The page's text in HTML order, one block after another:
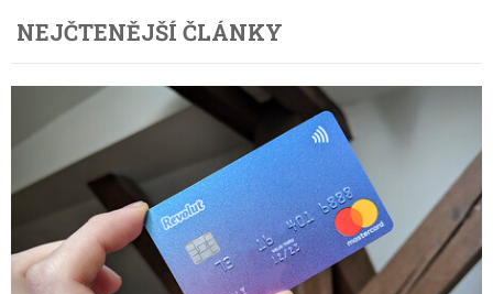
NEJČTENĚJŠÍ ČLÁNKY